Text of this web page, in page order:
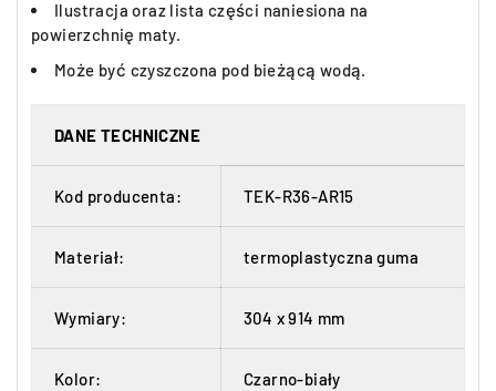
Ilustracja oraz lista części naniesiona na
powierzchnię maty.
Może być czyszczona pod bieżącą wodą.
DANE TECHNICZNE
Kod producenta: TEK-R36-AR15
Materiał: termoplastyczna guma
Wymiary: 304 x 914 mm
Kolor: Czarno-biały